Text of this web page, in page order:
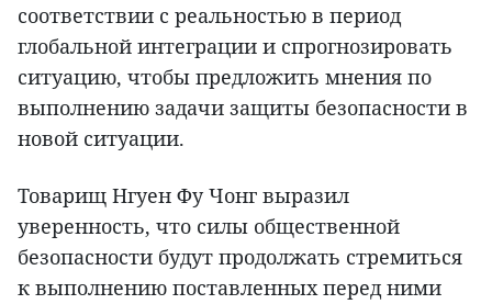
соответствии с реальностью в период
глобальной интеграции и спрогнозировать
ситуацию, чтобы предложить мнения по
выполнению задачи защиты безопасности в
новой ситуации.
Товарищ Нгуен Фу Чонг выразил
уверенность, что силы общественной
безопасности будут продолжать стремиться
к выполнению поставленных перед ними